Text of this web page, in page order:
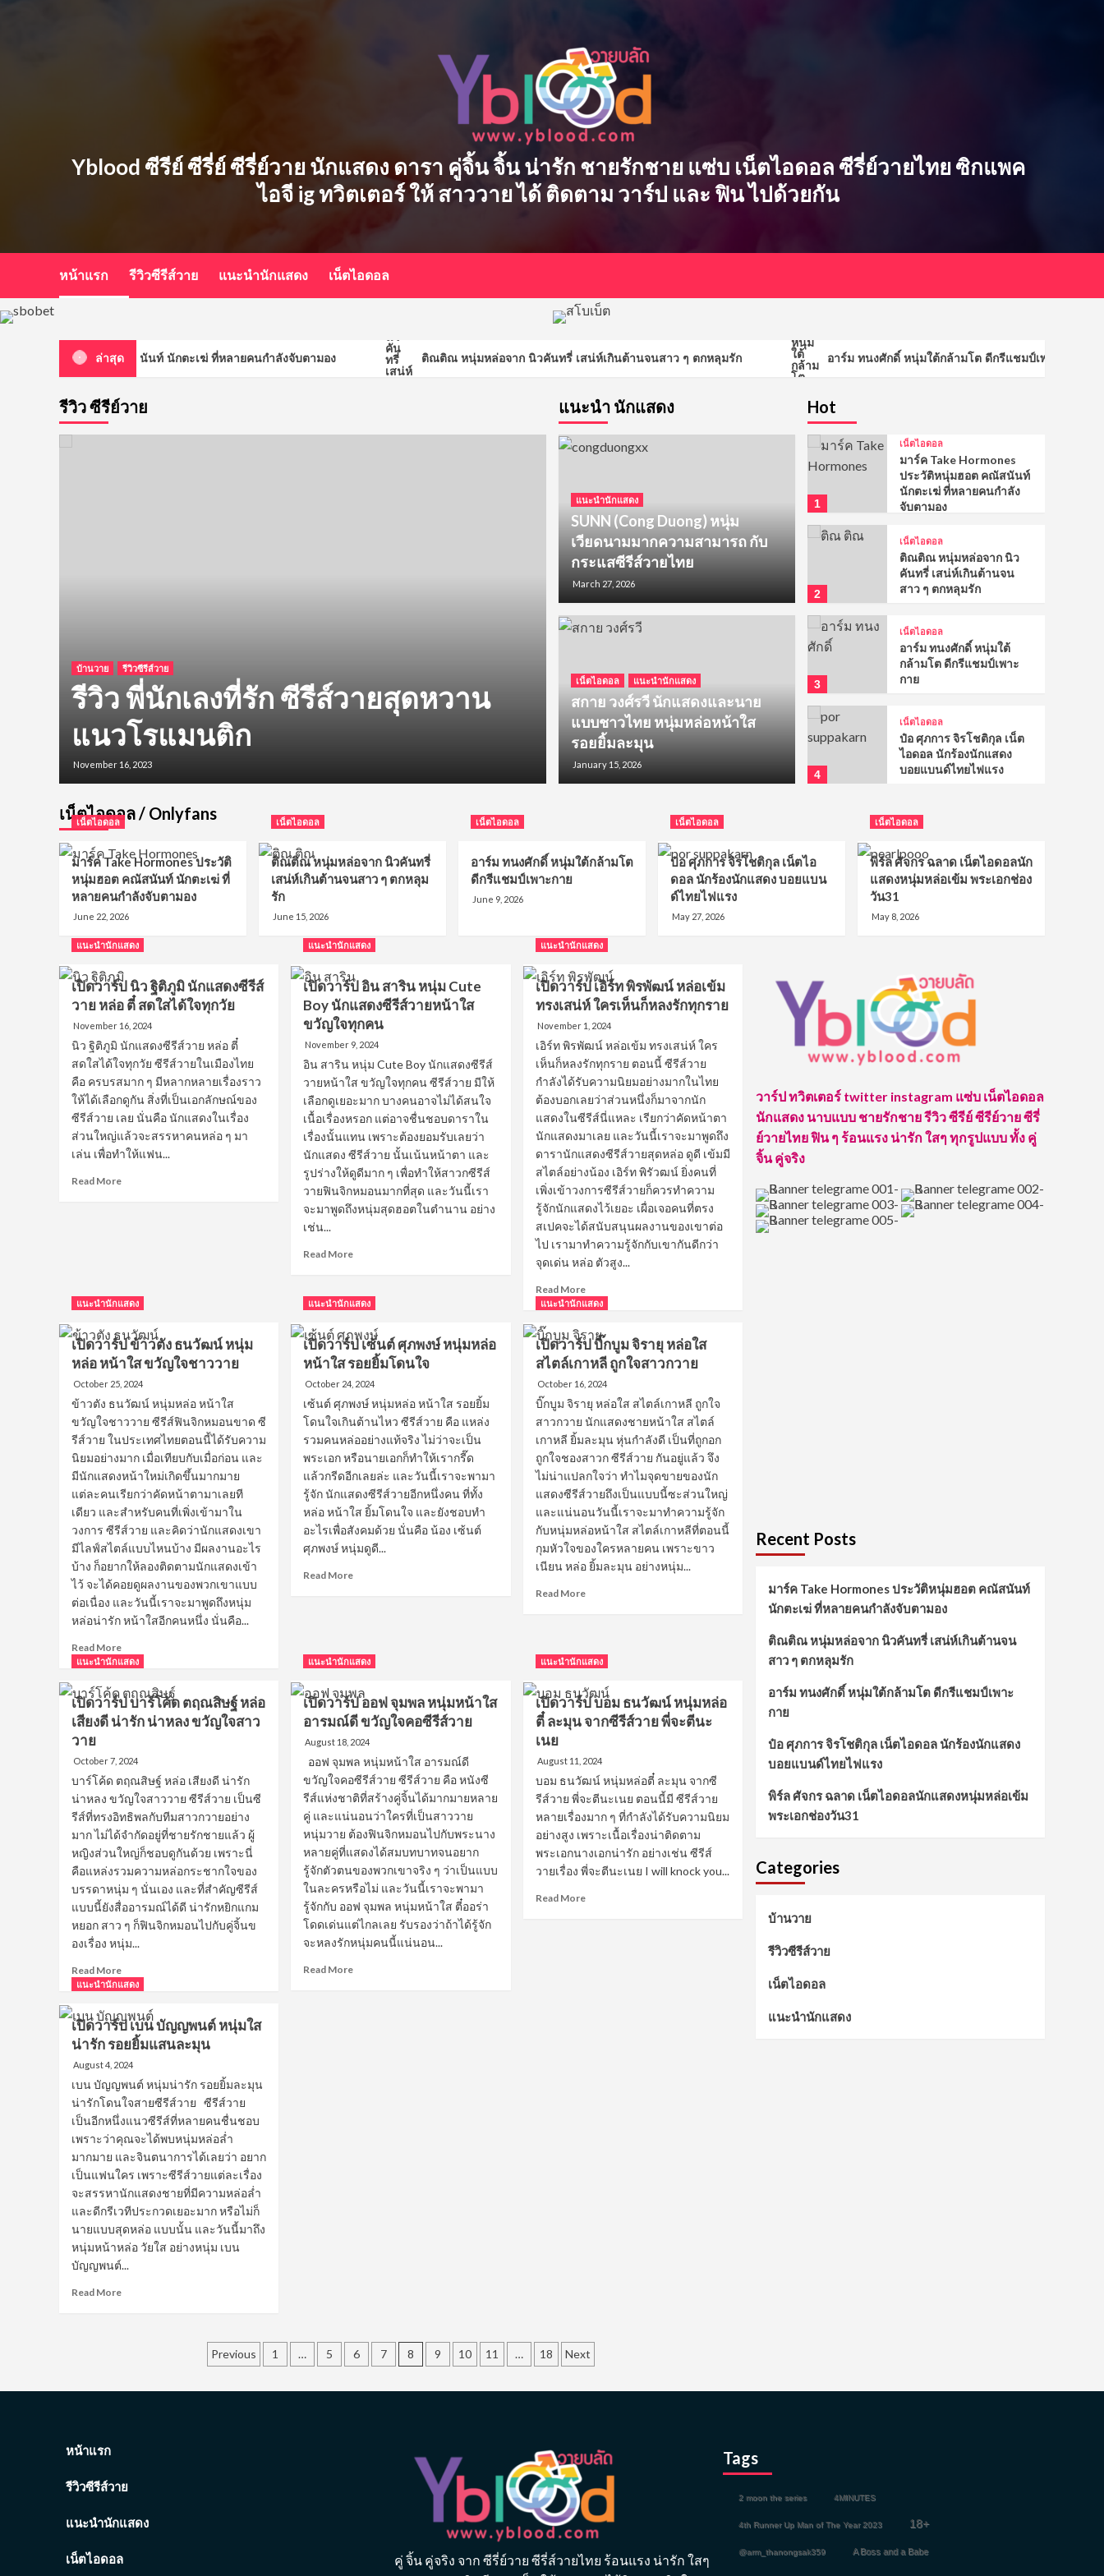
Yblood ซีรีย์ ซีรี่ย์ ซีรี่ย์วาย นักแสดง ดารา คู่จิ้น จิ้น น่ารัก ชายรักชาย แซ่บ เน็ตไอดอล ซีรี่ย์วายไทย ซิกแพค
ไอจี ig ทวิตเตอร์ ให้ สาววาย ได้ ติดตาม วาร์ป และ ฟิน ไปด้วยกัน
หน้าแรก รีวิวซีรีส์วาย แนะนำนักแสดง เน็ตไอดอล
ล่าสุด
ะวัติหนุ่มฮอต คณัสนันท์ นักตะเฆ่ ที่หลายคนกำลังจับตามอง ติณติณ หนุ่มหล่อจาก นิวคันทรี่ เสน่ห์เกินต้านจนสาว ๆ ตกหลุมรัก อาร์ม ทนงศักดิ์ หนุ่มใต้กล้ามโต ดีกรีแชมป์เพาะกาย
รีวิว ซีรีย์วาย
บ้านวาย รีวิวซีรีส์วาย
รีวิว พี่นักเลงที่รัก ซีรีส์วายสุดหวาน
แนวโรแมนติก
November 16, 2023
รีวิวซีรีส์ หอมกลิ่นความรัก ซีรีส์แนว
พีเรียด สไตล์เมืองเหนือสุดอบอุ่น
November 9, 2023
แนะนำ นักแสดง
แนะนำนักแสดง
SUNN (Cong Duong) หนุ่ม
เวียดนามมากความสามารถ กับ
กระแสซีรีส์วายไทย
March 27, 2026
เน็ตไอดอล แนะนำนักแสดง
สกาย วงศ์รวี นักแสดงและนาย
แบบชาวไทย หนุ่มหล่อหน้าใส
รอยยิ้มละมุน
January 15, 2026
Hot
ไอดอล นักร้องนักแสดง
5
เน็ตไอดอล
1
เน็ตไอดอล
มาร์ค Take Hormones
ประวัติหนุ่มฮอต คณัสนันท์
นักตะเฆ่ ที่หลายคนกำลัง
จับตามอง
2
เน็ตไอดอล
ติณติณ หนุ่มหล่อจาก นิว
คันทรี่ เสน่ห์เกินต้านจน
สาว ๆ ตกหลุมรัก
3
เน็ตไอดอล
อาร์ม ทนงศักดิ์ หนุ่มใต้
กล้ามโต ดีกรีแชมป์เพาะ
กาย
4
เน็ตไอดอล
ป๋อ ศุภการ จิรโชติกุล เน็ต
ไอดอล นักร้องนักแสดง
บอยแบนด์ไทยไฟแรง
5
พิร์ล ศัจกร ฉลาด เน็ตไอดอ
พระเอกช่องวัน31
มาร์ค Take Hormones
2
เน็ตไอดอล
ติณติณ หนุ่มหล่อจาก นิว
คันทรี่ เสน่ห์เกินต้านจน
สาว ๆ ตกหลุมรัก
3
อาร์ม ทนงศักดิ์ หนุ่มใต้
กล้ามโต ดีกรีแชมป์เพาะ
กาย
4
ป๋อ ศุภการ จิรโชติกุล เน็ต
ไอดอล นักร้องนักแสดง
บอยแบนด์ไทยไฟแรง
เน็ตไอดอล / Onlyfans
เน็ตไอดอล
มาร์ค Take Hormones ประวัติ
หนุ่มฮอต คณัสนันท์ นักตะเฆ่ ที่
หลายคนกำลังจับตามอง
June 22, 2026
เน็ตไอดอล
ติณติณ หนุ่มหล่อจาก นิวคันทรี่
เสน่ห์เกินต้านจนสาว ๆ ตกหลุม
รัก
June 15, 2026
เน็ตไอดอล
อาร์ม ทนงศักดิ์ หนุ่มใต้กล้ามโต
ดีกรีแชมป์เพาะกาย
June 9, 2026
เน็ตไอดอล
ป๋อ ศุภการ จิรโชติกุล เน็ตไอ
ดอล นักร้องนักแสดง บอยแบน
ด์ไทยไฟแรง
May 27, 2026
เน็ตไอดอล
พิร์ล ศัจกร ฉลาด เน็ตไอดอลนัก
แสดงหนุ่มหล่อเข้ม พระเอกช่อง
วัน31
May 8, 2026
แนะนำนักแสดง
เปิดวาร์ป นิว ฐิติภูมิ นักแสดงซีรีส์
วาย หล่อ ตี๋ สดใสได้ใจทุกวัย
November 16, 2024
นิว ฐิติภูมิ นักแสดงซีรีส์วาย หล่อ ตี๋
สดใสได้ใจทุกวัย ซีรีส์วายในเมืองไทย
คือ ครบรสมาก ๆ มีหลากหลายเรื่องราว
ให้ได้เลือกดูกัน สิ่งที่เป็นเอกลักษณ์ของ
ซีรีส์วาย เลย นั่นคือ นักแสดงในเรื่อง
ส่วนใหญ่แล้วจะสรรหาคนหล่อ ๆ มา
เล่น เพื่อทำให้แฟน...
Read MoreRead
ภูมิ
แสดง
ซี
รีส์
วาย
หล่อ
สดใส
ได้ใจ
ทุก
วัย
แนะนำนักแสดง
เปิดวาร์ป อิน สาริน หนุ่ม Cute
Boy นักแสดงซีรีส์วายหน้าใส
ขวัญใจทุกคน
November 9, 2024
อิน สาริน หนุ่ม Cute Boy นักแสดงซีรีส์
วายหน้าใส ขวัญใจทุกคน ซีรีส์วาย มีให้
เลือกดูเยอะมาก บางคนอาจไม่ได้สนใจ
เนื้อเรื่องหรอก แต่อาจชื่นชอบดาราใน
เรื่องนั้นแทน เพราะต้องยอมรับเลยว่า
นักแสดง ซีรีส์วาย นั้นเน้นหน้าตา และ
รูปร่างให้ดูดีมาก ๆ เพื่อทำให้สาวกซีรีส์
วายฟินจิกหมอนมากที่สุด และวันนี้เรา
จะมาพูดถึงหนุ่มสุดฮอตในตำนาน อย่าง
เช่น...
Read MoreRead
เปิด
วาร์
ป
อิน
สา
หนุ่ม
Cute
Boy
นัก
แสดง
วาย
หน้า
ใส
ขวัญใจ
คน
แนะนำนักแสดง
เปิดวาร์ป เอิร์ท พิรพัฒน์ หล่อเข้ม
ทรงเสน่ห์ ใครเห็นก็หลงรักทุกราย
November 1, 2024
เอิร์ท พิรพัฒน์ หล่อเข้ม ทรงเสน่ห์ ใคร
เห็นก็หลงรักทุกราย ตอนนี้ ซีรีส์วาย
กำลังได้รับความนิยมอย่างมากในไทย
ต้องบอกเลยว่าส่วนหนึ่งก็มาจากนัก
แสดงในซีรีส์นี่แหละ เรียกว่าคัดหน้าตา
นักแสดงมาเลย และวันนี้เราจะมาพูดถึง
ดารานักแสดงซีรีส์วายสุดหล่อ ดูดี เข้มมี
สไตล์อย่างน้อง เอิร์ท พิรัวฒน์ ยิ่งคนที่
เพิ่งเข้าวงการซีรีส์วายก็ควรทำความ
รู้จักนักแสดงไว้เยอะ เผื่อเจอคนที่ตรง
สเปคจะได้สนับสนุนผลงานของเขาต่อ
ไป เรามาทำความรู้จักกับเขากันดีกว่า
จุดเด่น หล่อ ตัวสูง...
Read MoreRead
more
เปิด
วาร์
ป
เอิร์ท
พัฒน์
หล่อ
เข้ม
ทรง
เสน่ห์
ใคร
เห็น
หลง
รัก
ทุก
แนะนำนักแสดง
เปิดวาร์ป ข้าวตัง ธนวัฒน์ หนุ่ม
หล่อ หน้าใส ขวัญใจชาววาย
October 25, 2024
ข้าวตัง ธนวัฒน์ หนุ่มหล่อ หน้าใส
ขวัญใจชาววาย ซีรีส์ฟินจิกหมอนขาด ซี
รีส์วาย ในประเทศไทยตอนนี้ได้รับความ
นิยมอย่างมาก เมื่อเทียบกับเมื่อก่อน และ
มีนักแสดงหน้าใหม่เกิดขึ้นมากมาย
แต่ละคนเรียกว่าคัดหน้าตามาเลยที
เดียว และสำหรับคนที่เพิ่งเข้ามาใน
วงการ ซีรีส์วาย และคิดว่านักแสดงเขา
มีไลฟ์สไตล์แบบไหนบ้าง มีผลงานอะไร
บ้าง ก็อยากให้ลองติดตามนักแสดงเข้า
ไว้ จะได้คอยดูผลงานของพวกเขาแบบ
ต่อเนื่อง และวันนี้เราจะมาพูดถึงหนุ่ม
หล่อน่ารัก หน้าใสอีกคนหนึ่ง นั่นคือ...
Read MoreRead
more
เปิด
วาร์
ป
วัฒน์
หนุ่ม
หล่อ
หน้า
ใส
ขวัญใจ
ชาว
วาย
แนะนำนักแสดง
เปิดวาร์ป เซ้นต์ ศุภพงษ์ หนุ่มหล่อ
หน้าใส รอยยิ้มโดนใจ
October 24, 2024
เซ้นต์ ศุภพงษ์ หนุ่มหล่อ หน้าใส รอยยิ้ม
โดนใจเกินต้านไหว ซีรีส์วาย คือ แหล่ง
รวมคนหล่ออย่างแท้จริง ไม่ว่าจะเป็น
พระเอก หรือนายเอกก็ทำให้เรากรี๊ด
แล้วกรีดอีกเลยล่ะ และวันนี้เราจะพามา
รู้จัก นักแสดงซีรีส์วายอีกหนึ่งคน ที่ทั้ง
หล่อ หน้าใส ยิ้มโดนใจ และยังชอบทำ
อะไรเพื่อสังคมด้วย นั่นคือ น้อง เซ้นต์
ศุภพงษ์ หนุ่มดูดี...
Read MoreRead
เซ้นต์
พงษ์
หนุ่ม
หล่อ
หน้า
ใส
รอย
ยิ้ม
ใจ
แนะนำนักแสดง
เปิดวาร์ป บิ๊กบูม จิรายุ หล่อใส
สไตล์เกาหลี ถูกใจสาวกวาย
October 16, 2024
บิ๊กบูม จิรายุ หล่อใส สไตล์เกาหลี ถูกใจ
สาวกวาย นักแสดงชายหน้าใส สไตล์
เกาหลี ยิ้มละมุน หุ่นกำลังดี เป็นที่ถูกอก
ถูกใจชองสาวก ซีรีส์วาย กันอยู่แล้ว จึง
ไม่น่าแปลกใจว่า ทำไมจุดขายของนัก
แสดงซีรีส์วายถึงเป็นแบบนี้ซะส่วนใหญ่
และแน่นอนวันนี้เราจะมาทำความรู้จัก
กับหนุ่มหล่อหน้าใส สไตล์เกาหลีที่ตอนนี้
กุมหัวใจของใครหลายคน เพราะขาว
เนียน หล่อ ยิ้มละมุน อย่างหนุ่ม...
Read MoreRead
วาร์
ป
บิ๊
กบูม
จิ
ใส
สไตล์
เกาหลี
สาวก
วาย
แนะนำนักแสดง
เปิดวาร์ป บาร์โค้ด ตฤณสิษฐ์ หล่อ
เสียงดี น่ารัก น่าหลง ขวัญใจสาว
วาย
October 7, 2024
บาร์โค้ด ตฤณสิษฐ์ หล่อ เสียงดี น่ารัก
น่าหลง ขวัญใจสาววาย ซีรีส์วาย เป็นซี
รีส์ที่ทรงอิทธิพลกับทีมสาวกวายอย่าง
มาก ไม่ได้จำกัดอยู่ที่ชายรักชายแล้ว ผู้
หญิงส่วนใหญ่ก็ชอบดูกันด้วย เพราะนี่
คือแหล่งรวมความหล่อกระชากใจของ
บรรดาหนุ่ม ๆ นั่นเอง และที่สำคัญซีรีส์
แบบนี้ยังสื่ออารมณ์ได้ดี น่ารักหยิกแกม
หยอก สาว ๆ ก็ฟินจิกหมอนไปกับคู่จิ้นข
องเรื่อง หนุ่ม...
Read MoreRead
more
เปิด
วาร์
ป
บาร์
ตฤณ
สิษฐ์
หล่อ
เสียง
ดี
น่า
รัก
หลง
ขวัญใจ
สาว
แนะนำนักแสดง
เปิดวาร์ป ออฟ จุมพล หนุ่มหน้าใส
อารมณ์ดี ขวัญใจคอซีรีส์วาย
August 18, 2024
ออฟ จุมพล หนุ่มหน้าใส อารมณ์ดี
ขวัญใจคอซีรีส์วาย ซีรีส์วาย คือ หนังซี
รีส์แห่งชาติที่สร้างคู่จิ้นได้มากมายหลาย
คู่ และแน่นอนว่าใครที่เป็นสาววาย
หนุ่มวาย ต้องฟินจิกหมอนไปกับพระนาง
หลายคู่ที่แสดงได้สมบทบาทจนอยาก
รู้จักตัวตนของพวกเขาจริง ๆ ว่าเป็นแบบ
ในละครหรือไม่ และวันนี้เราจะพามา
รู้จักกับ ออฟ จุมพล หนุ่มหน้าใส ตี๋ออร่า
โดดเด่นแต่ไกลเลย รับรองว่าถ้าได้รู้จัก
จะหลงรักหนุ่มคนนี้แน่นอน...
Read MoreRead
แนะนำนักแสดง
เปิดวาร์ป บอม ธนวัฒน์ หนุ่มหล่อ
ตี๋ ละมุน จากซีรีส์วาย พี่จะตีนะ
เนย
August 11, 2024
บอม ธนวัฒน์ หนุ่มหล่อตี๋ ละมุน จากซี
รีส์วาย พี่จะตีนะเนย ตอนนี้มี ซีรีส์วาย
หลายเรื่องมาก ๆ ที่กำลังได้รับความนิยม
อย่างสูง เพราะเนื้อเรื่องน่าติดตาม
พระเอกนางเอกน่ารัก อย่างเช่น ซีรีส์
วายเรื่อง พี่จะตีนะเนย I will knock you...
Read MoreRead
แนะนำนักแสดง
เปิดวาร์ป เบน บัญญพนต์ หนุ่มใส
น่ารัก รอยยิ้มแสนละมุน
August 4, 2024
เบน บัญญพนต์ หนุ่มน่ารัก รอยยิ้มละมุน
น่ารักโดนใจสายซีรีส์วาย ซีรีส์วาย
เป็นอีกหนึ่งแนวซีรีส์ที่หลายคนชื่นชอบ
เพราะว่าคุณจะได้พบหนุ่มหล่อล่ำ
มากมาย และจินตนาการได้เลยว่า อยาก
เป็นแฟนใคร เพราะซีรีส์วายแต่ละเรื่อง
จะสรรหานักแสดงชายที่มีความหล่อล่ำ
และดีกรีเวทีประกวดเยอะมาก หรือไม่ก็
นายแบบสุดหล่อ แบบนั้น และวันนี้มาถึง
หนุ่มหน้าหล่อ วัยใส อย่างหนุ่ม เบน
บัญญพนต์...
Read MoreRead
รอย
แสน
Posts
Previous 1 … 5 6 7 8 9 10 11 … 18 Next
วาร์ป ทวิตเตอร์ twitter instagram แซ่บ เน็ตไอดอล
นักแสดง นาบแบบ ชายรักชาย รีวิว ซีรีย์ ซีรีย์วาย ซีรี่
ย์วายไทย ฟิน ๆ ร้อนแรง น่ารัก ใสๆ ทุกรูปแบบ ทั้ง คู่
จิ้น คู่จริง
Recent Posts
มาร์ค Take Hormones ประวัติหนุ่มฮอต คณัสนันท์
นักตะเฆ่ ที่หลายคนกำลังจับตามอง
ติณติณ หนุ่มหล่อจาก นิวคันทรี่ เสน่ห์เกินต้านจน
สาว ๆ ตกหลุมรัก
อาร์ม ทนงศักดิ์ หนุ่มใต้กล้ามโต ดีกรีแชมป์เพาะ
กาย
ป๋อ ศุภการ จิรโชติกุล เน็ตไอดอล นักร้องนักแสดง
บอยแบนด์ไทยไฟแรง
พิร์ล ศัจกร ฉลาด เน็ตไอดอลนักแสดงหนุ่มหล่อเข้ม
พระเอกช่องวัน31
Categories
บ้านวาย
รีวิวซีรีส์วาย
เน็ตไอดอล
แนะนำนักแสดง
หน้าแรก
รีวิวซีรีส์วาย
แนะนำนักแสดง
เน็ตไอดอล
คู่ จิ้น คู่จริง จาก ซีรี่ย์วาย ซีรี่ส์วายไทย ร้อนแรง น่ารัก ใสๆ
Tags
2 moon the series 4MINUTES
4th Runner Up Man of The Year 2023 18+
@arm_thanongsak359 A Boss and a Babe